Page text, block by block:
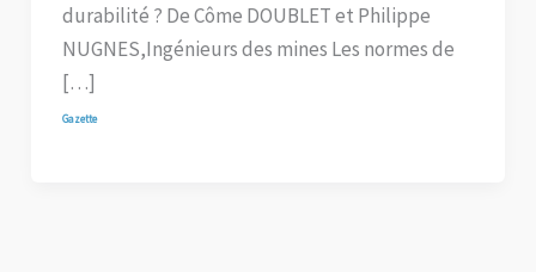
durabilité ? De Côme DOUBLET et Philippe
NUGNES,Ingénieurs des mines Les normes de
[…]
Gazette